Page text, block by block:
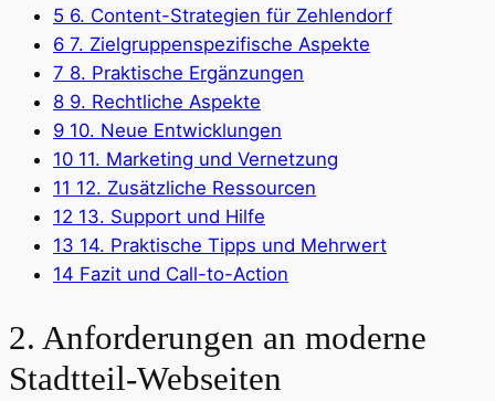
5 6. Content-Strategien für Zehlendorf
6 7. Zielgruppenspezifische Aspekte
7 8. Praktische Ergänzungen
8 9. Rechtliche Aspekte
9 10. Neue Entwicklungen
10 11. Marketing und Vernetzung
11 12. Zusätzliche Ressourcen
12 13. Support und Hilfe
13 14. Praktische Tipps und Mehrwert
14 Fazit und Call-to-Action
2. Anforderungen an moderne
Stadtteil-Webseiten